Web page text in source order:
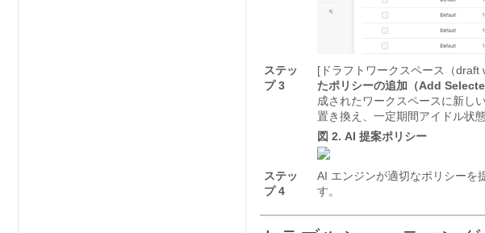
ステッ
プ 3
[ドラフトワークスペース（draft
たポリシーの追加（Add
成されたワークスペースに新し
置き換え、一定期間アイドル状
図 2. AI 提案ポリシー
ステッ
プ 4
AI エンジンが適切なポリシーを
す。